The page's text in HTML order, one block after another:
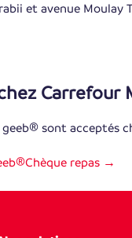
et avenue Moulay
Carrefour
sont acceptés
Chèque repas →